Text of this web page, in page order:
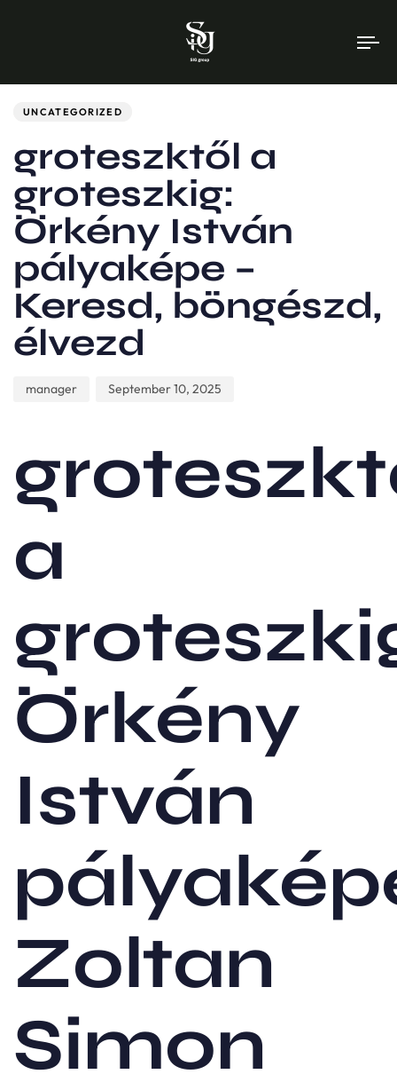
UNCATEGORIZED
groteszktől a
groteszkig:
Örkény István
pályaképe –
Keresd, böngészd,
élvezd
manager September 10, 2025
a
Örkény
István
Zoltan
Simon